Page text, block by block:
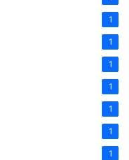
1
1
1
1
1
1
1